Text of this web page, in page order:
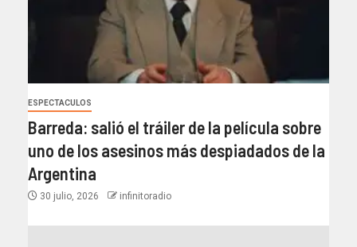
ESPECTACULOS
Barreda: salió el tráiler de la película sobre
uno de los asesinos más despiadados de la
Argentina
30 julio, 2026 infinitoradio